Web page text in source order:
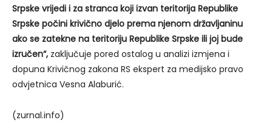
Srpske vrijedi i za stranca koji izvan teritorija Republike
Srpske počini krivično djelo prema njenom državljaninu
ako se zatekne na teritoriju Republike Srpske ili joj bude
izručen“, zaključuje pored ostalog u analizi izmjena i
dopuna Krivičnog zakona RS ekspert za medijsko pravo
odvjetnica Vesna Alaburić.
(zurnal.info)